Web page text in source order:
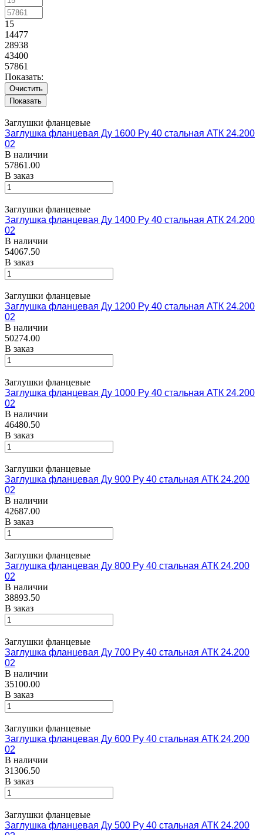
15
14477
28938
43400
57861
Показать:
Очистить
Заглушки фланцевые
Заглушка фланцевая Ду 1600 Ру 40 стальная АТК 24.200
02
В наличии
57861.00
В заказ
Заглушки фланцевые
Заглушка фланцевая Ду 1400 Ру 40 стальная АТК 24.200
02
В наличии
54067.50
В заказ
Заглушки фланцевые
Заглушка фланцевая Ду 1200 Ру 40 стальная АТК 24.200
02
В наличии
50274.00
В заказ
Заглушки фланцевые
Заглушка фланцевая Ду 1000 Ру 40 стальная АТК 24.200
02
В наличии
46480.50
В заказ
Заглушки фланцевые
Заглушка фланцевая Ду 900 Ру 40 стальная АТК 24.200
02
В наличии
42687.00
В заказ
Заглушки фланцевые
Заглушка фланцевая Ду 800 Ру 40 стальная АТК 24.200
02
В наличии
38893.50
В заказ
Заглушки фланцевые
Заглушка фланцевая Ду 700 Ру 40 стальная АТК 24.200
02
В наличии
35100.00
В заказ
Заглушки фланцевые
Заглушка фланцевая Ду 600 Ру 40 стальная АТК 24.200
02
В наличии
31306.50
В заказ
Заглушки фланцевые
Заглушка фланцевая Ду 500 Ру 40 стальная АТК 24.200